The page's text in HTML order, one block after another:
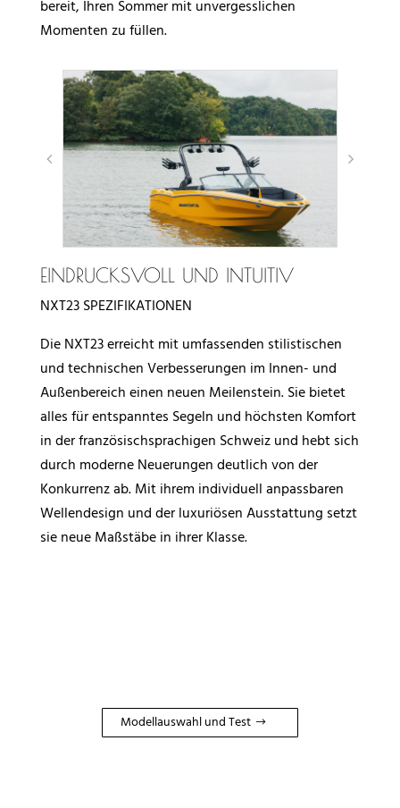
bereit, Ihren Sommer mit unvergesslichen
Momenten zu füllen.
EINDRUCKSVOLL UND INTUITIV
NXT23 SPEZIFIKATIONEN
Die NXT23 erreicht mit umfassenden stilistischen
und technischen Verbesserungen im Innen- und
Außenbereich einen neuen Meilenstein. Sie bietet
alles für entspanntes Segeln und höchsten Komfort
in der französischsprachigen Schweiz und hebt sich
durch moderne Neuerungen deutlich von der
Konkurrenz ab. Mit ihrem individuell anpassbaren
Wellendesign und der luxuriösen Ausstattung setzt
sie neue Maßstäbe in ihrer Klasse.
Modellauswahl und Test